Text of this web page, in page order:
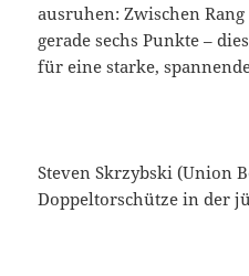
ausruhen: Zwischen
gerade sechs Punkte –
für eine starke,
Steven Skrzybski (Union
Doppeltorschütze in der